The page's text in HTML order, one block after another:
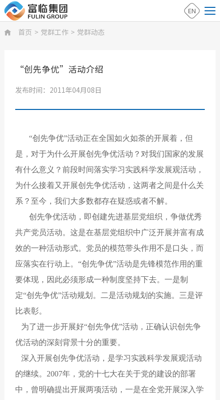
EN
 首页 > 党群工作 > 党群动态
“创先争优”活动介绍
发布时间：2011年04月08日
“创先争优”活动正在全国如火如荼的开展着，但
是，对于为什么开展创先争优活动？对我们国家的发展
有什么意义？前段时间落实学习实践科学发展观活动，
为什么接着又开展创先争优活动，这两者之间是什么关
系？至今，我们大多数都存在疑惑或者不解。
创先争优活动，即创建先进基层党组织，争做优秀
共产党员活动。这是在基层党组织中广泛开展并富有成
效的一种活动形式。党员的模范带头作用不是口头，而
应落实在行动上。“创先争优”活动是先锋模范作用的重
要体现，因此必须形成一种制度坚持下去。一是制
定“创先争优”活动规划。二是活动规划的实施。三是评
比表彰。
为了进一步开展好“创先争优”活动，正确认识创先争
优活动的深刻背景十分的重要。
深入开展创先争优活动，是学习实践科学发展观活动
的继续。2007年，党的十七大在关于党的建设的部署
中，曾明确提出开展两项活动，一是在全党开展深入学